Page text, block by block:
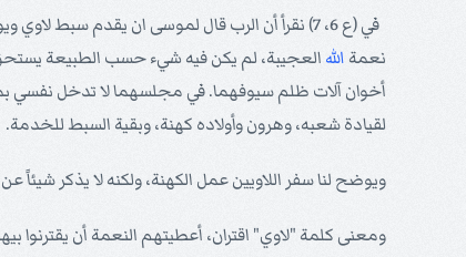
في (ع 6، 7) نقرأ أن الرب قال لموسى ان يقدم
نعمة الله العجيبة، لم يكن فيه شيء حسب الطبيعة يستحق
أخوان آلات ظلم سيوفهما. في مجلسهما لا تدخل نفسي
لقيادة شعبه، وهرون وأولاده كهنة، وبقية السبط للخدمة.
ويوضح لنا سفر اللاويين عمل الكهنة، ولكنه لا يذكر
ومعنى كلمة "لاوي" اقتران، أعطيتهم النعمة أن